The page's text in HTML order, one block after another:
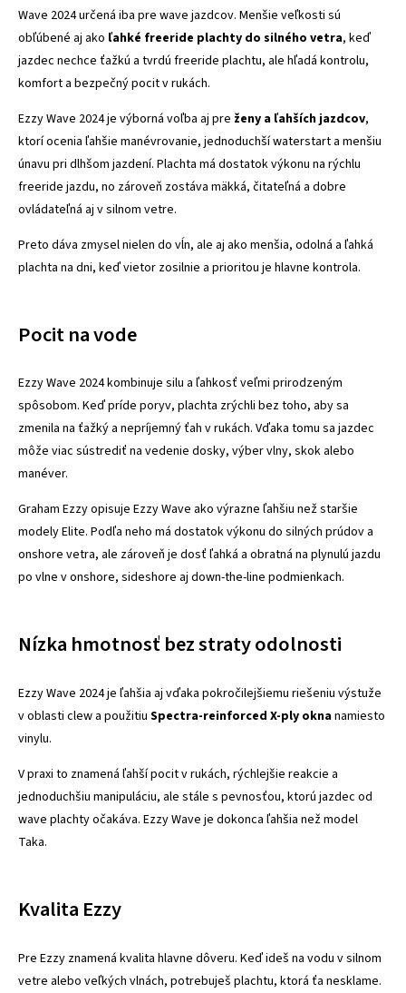
Wave 2024 určená iba pre wave jazdcov. Menšie veľkosti sú
obľúbené aj ako ľahké freeride plachty do silného vetra, keď
jazdec nechce ťažkú a tvrdú freeride plachtu, ale hľadá kontrolu,
komfort a bezpečný pocit v rukách.
Ezzy Wave 2024 je výborná voľba aj pre ženy a ľahších jazdcov,
ktorí ocenia ľahšie manévrovanie, jednoduchší waterstart a menšiu
únavu pri dlhšom jazdení. Plachta má dostatok výkonu na rýchlu
freeride jazdu, no zároveň zostáva mäkká, čitateľná a dobre
ovládateľná aj v silnom vetre.
Preto dáva zmysel nielen do vĺn, ale aj ako menšia, odolná a ľahká
plachta na dni, keď vietor zosilnie a prioritou je hlavne kontrola.
Pocit na vode
Ezzy Wave 2024 kombinuje silu a ľahkosť veľmi prirodzeným
spôsobom. Keď príde poryv, plachta zrýchli bez toho, aby sa
zmenila na ťažký a nepríjemný ťah v rukách. Vďaka tomu sa jazdec
môže viac sústrediť na vedenie dosky, výber vlny, skok alebo
manéver.
Graham Ezzy opisuje Ezzy Wave ako výrazne ľahšiu než staršie
modely Elite. Podľa neho má dostatok výkonu do silných prúdov a
onshore vetra, ale zároveň je dosť ľahká a obratná na plynulú jazdu
po vlne v onshore, sideshore aj down-the-line podmienkach.
Nízka hmotnosť bez straty odolnosti
Ezzy Wave 2024 je ľahšia aj vďaka pokročilejšiemu riešeniu výstuže
v oblasti clew a použitiu Spectra-reinforced X-ply oknanamiesto
vinylu.
V praxi to znamená ľahší pocit v rukách, rýchlejšie reakcie a
jednoduchšiu manipuláciu, ale stále s pevnosťou, ktorú jazdec od
wave plachty očakáva. Ezzy Wave je dokonca ľahšia než model
Taka.
Kvalita Ezzy
Pre Ezzy znamená kvalita hlavne dôveru. Keď ideš na vodu v silnom
vetre alebo veľkých vlnách, potrebuješ plachtu, ktorá ťa nesklame.